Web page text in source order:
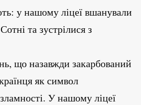
у нашому ліцеї вшанували
та зустрілися з
що назавжди закарбований
як символ
У нашому ліцеї